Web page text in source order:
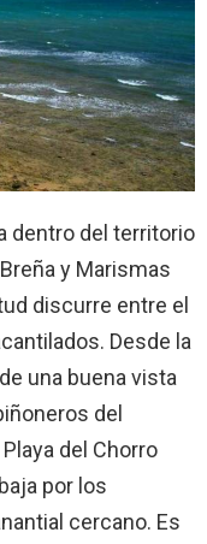
dentro del territorio
y Marismas
discurre entre el
Desde la
una buena vista
del
del Chorro
por los
cercano. Es